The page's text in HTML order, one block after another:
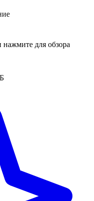
для обзора